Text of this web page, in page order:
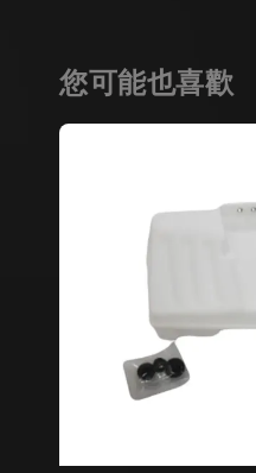
您可能也喜歡